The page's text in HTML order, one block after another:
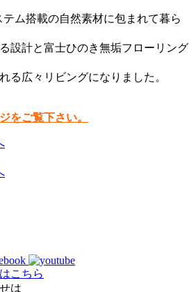
ム搭載の自然素材に包まれて暮ら
設計と富士ひのき無垢フローリング
る広々リビングになりました。
をご覧下さい。
こちら
は